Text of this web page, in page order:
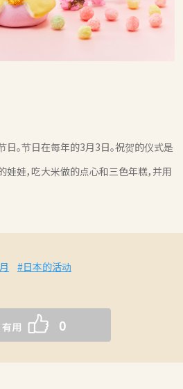
。节日在每年的3月3日。祝贺的仪式是
娃，吃大米做的点心和三色年糕，并用
#日本的活动
0